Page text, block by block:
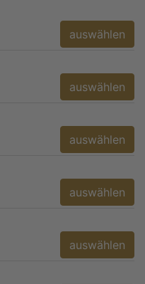
auswählen
auswählen
auswählen
auswählen
auswählen